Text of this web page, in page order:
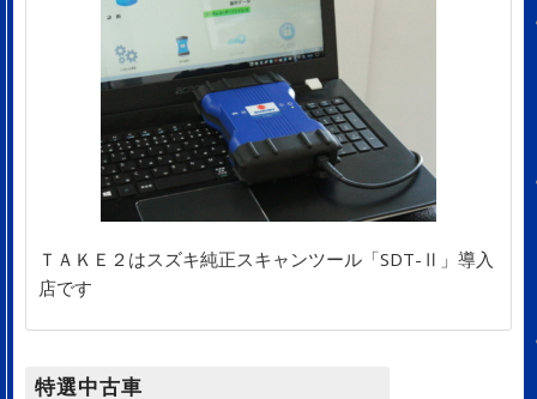
ＴＡＫＥ２はスズキ純正スキャンツール「SDT-Ⅱ」導入
店です
特選中古車